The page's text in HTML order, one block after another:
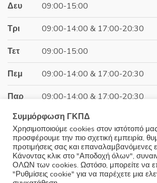
Δευ 09:00-15:00
Τρι 09:00-14:00 & 17:00-20:30
Τετ 09:00-15:00
Πεμ 09:00-14:00 & 17:00-20:30
Παρ 09:00-14:00 & 17:00-20:30
Σαβ 09:00-15:00
Κυρ Κλειστά
Συμμόρφωση ΓΚΠΔ
Χρησιμοποιούμε cookies στον ιστότοπό
προσφέρουμε την πιο σχετική εμπειρία,
προτιμήσεις σας και επαναλαμβανόμενες
Κάνοντας κλικ στο "Αποδοχή όλων",
ΟΛΩΝ των cookies. Ωστόσο, μπορείτε να
"Ρυθμίσεις cookie" για να παρέχετε μια